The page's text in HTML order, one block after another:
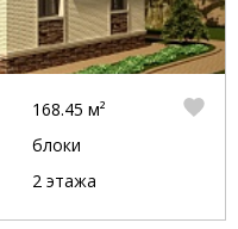
168.45 м²
блоки
2 этажа